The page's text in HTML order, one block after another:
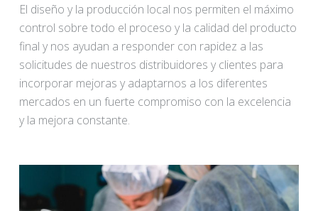
El diseño y la producción local nos permiten el máximo
control sobre todo el proceso y la calidad del producto
final y nos ayudan a responder con rapidez a las
solicitudes de nuestros distribuidores y clientes para
incorporar mejoras y adaptarnos a los diferentes
mercados en un fuerte compromiso con la excelencia
y la mejora constante.